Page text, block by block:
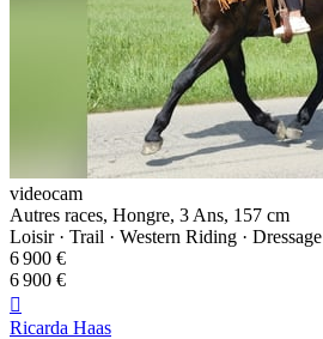
videocam
Autres races, Hongre, 3 Ans, 157 cm
Loisir · Trail · Western Riding · Dressage
6 900 €
6 900 €

Ricarda Haas